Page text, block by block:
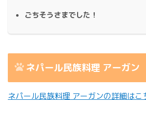
ごちそうさまでした！
ネパール民族料理 アーガン
ネパール民族料理 アーガンの詳細はこ